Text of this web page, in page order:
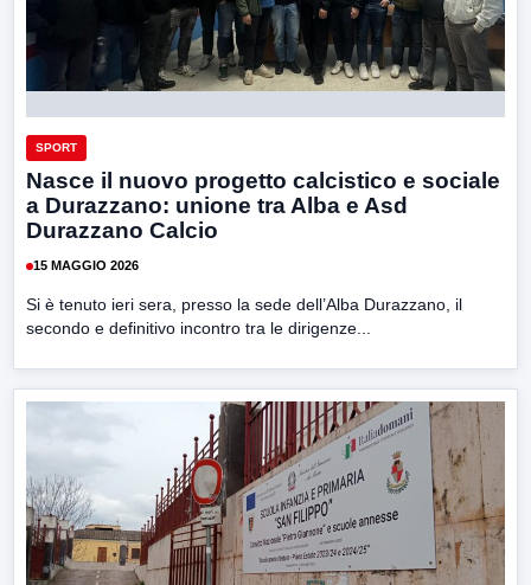
SPORT
Nasce il nuovo progetto calcistico e sociale
a Durazzano: unione tra Alba e Asd
Durazzano Calcio
15 MAGGIO 2026
Si è tenuto ieri sera, presso la sede dell’Alba Durazzano, il
secondo e definitivo incontro tra le dirigenze...